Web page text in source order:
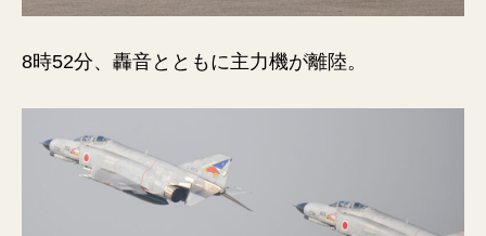
8時52分、轟音とともに主力機が離陸。